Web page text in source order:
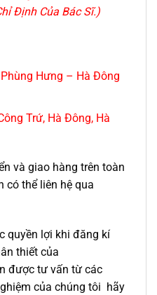
Định Của Bác Sĩ.)
Hưng – Hà Đông
Trứ, Hà Đông, Hà
và giao hàng trên toàn
có thể liên hệ qua
quyền lợi khi đăng kí
thiết của
được tư vấn từ các
của chúng tôi hãy